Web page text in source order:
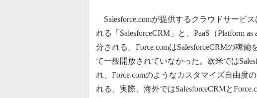
Salesforce.comが提供するクラウドサービス
れる「SalesforceCRM」と、PaaS（Platform
分される。Force.comはSalesforceCRMの稼
て一般開放されていなかった。欧米では
れ、Force.comのようなカスタマイズ自由度
れる。実際、海外ではSalesforceCRMと